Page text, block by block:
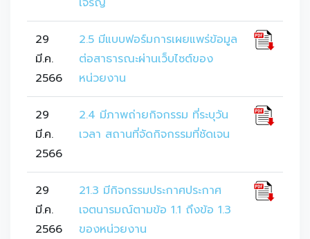
29
มี.ค.
2566
2.5 มีแบบฟอร์มการเผยแพร่ข้อมูล
ต่อสาธารณะผ่านเว็บไซต์ของ
หน่วยงาน
29
มี.ค.
2566
2.4 มีภาพถ่ายกิจกรรม ที่ระบุวัน
เวลา สถานที่จัดกิจกรรมที่ชัดเจน
29
มี.ค.
2566
21.3 มีกิจกรรมประกาศประกาศ
เจตนารมณ์ตามข้อ 1.1 ถึงข้อ 1.3
ของหน่วยงาน